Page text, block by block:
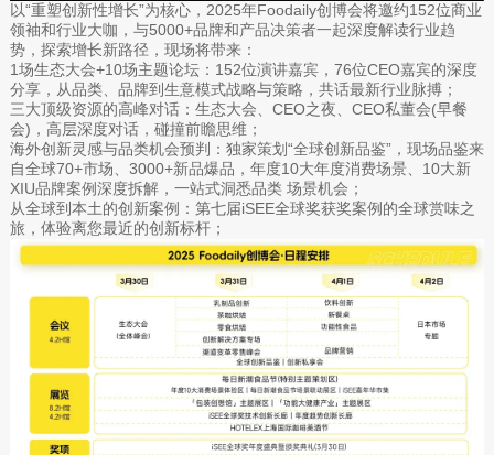
以“重塑创新性增长”为核心，2025年Foodaily创博会将邀约152位商业
领袖和行业大咖，与5000+品牌和产品决策者一起深度解读行业趋
势，探索增长新路径，现场将带来：
1场生态大会+10场主题论坛：152位演讲嘉宾，76位CEO嘉宾的深度
分享，从品类、品牌到生意模式战略与策略，共话最新行业脉搏；
三大顶级资源的高峰对话：生态大会、CEO之夜、CEO私董会(早餐
会)，高层深度对话，碰撞前瞻思维；
海外创新灵感与品类机会预判：独家策划“全球创新品鉴”，现场品鉴来
自全球70+市场、3000+新品爆品，年度10大年度消费场景、10大新
XIU品牌案例深度拆解，一站式洞悉品类 场景机会；
从全球到本土的创新案例：第七届iSEE全球奖获奖案例的全球赏味之
旅，体验离您最近的创新标杆；